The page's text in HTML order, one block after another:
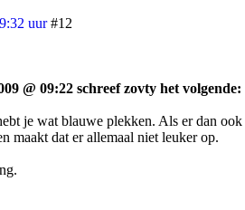
uur #12
@ 09:22 schreef zovty het volgende:
je wat blauwe plekken. Als er dan ook
maakt dat er allemaal niet leuker op.